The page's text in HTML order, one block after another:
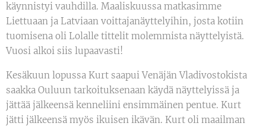
käynnistyi vauhdilla. Maaliskuussa matkasimme
Liettuaan ja Latviaan voittajanäyttelyihin, josta kotiin
tuomisena oli Lolalle tittelit molemmista näyttelyistä.
Vuosi alkoi siis lupaavasti!
Kesäkuun lopussa Kurt saapui Venäjän Vladivostokista
saakka Ouluun tarkoituksenaan käydä näyttelyissä ja
jättää jälkeensä kenneliini ensimmäinen pentue. Kurt
jätti jälkeensä myös ikuisen ikävän. Kurt oli maailman